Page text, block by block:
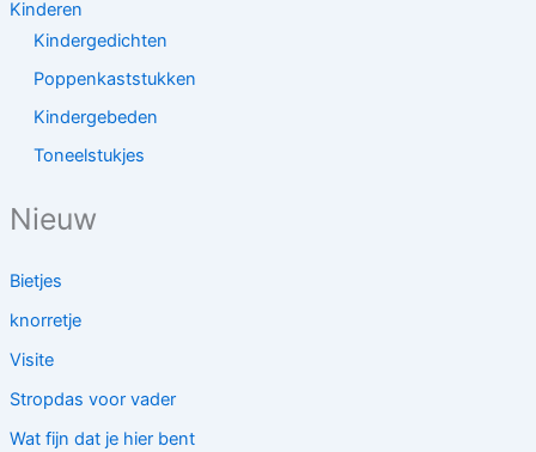
Kinderen
Kindergedichten
Poppenkaststukken
Kindergebeden
Toneelstukjes
Nieuw
Bietjes
knorretje
Visite
Stropdas voor vader
Wat fijn dat je hier bent